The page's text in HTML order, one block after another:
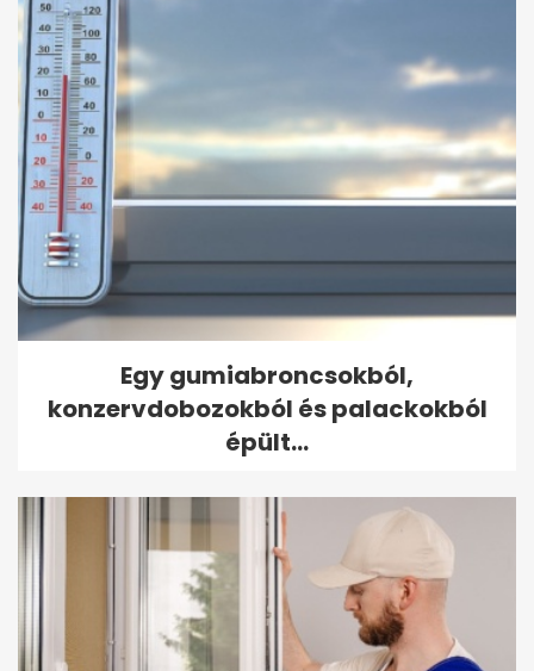
Egy gumiabroncsokból,
konzervdobozokból és palackokból
épült...